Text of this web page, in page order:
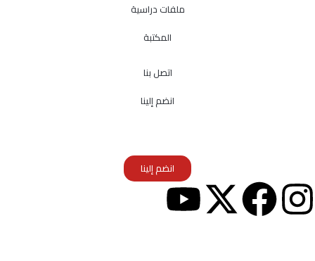
ملفات دراسية
المكتبة
اتصل بنا
انضم إلينا
انضم إلينا